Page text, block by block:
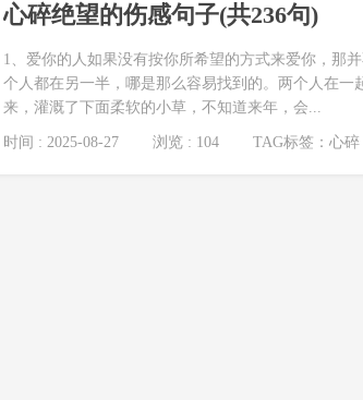
心碎绝望的伤感句子(共236句)
1、爱你的人如果没有按你所希望的方式来爱你，那
个人都在另一半，哪是那么容易找到的。两个人在
来，灌溉了下面柔软的小草，不知道来年，会...
时间 : 2025-08-27 浏览 : 104 TAG标签：心碎